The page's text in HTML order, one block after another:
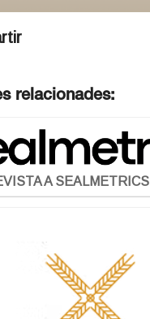
relacionades:
A SEALMETRICS